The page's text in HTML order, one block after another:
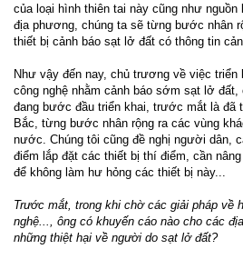
của loại hình thiên tai này cũng như
địa phương, chúng ta sẽ từng bước nhân
thiết bị cảnh báo sạt lở đất có thông tin
Như vậy đến nay, chủ trương về việc triển
công nghệ nhằm cảnh báo sớm sạt lở đất,
đang bước đầu triển khai, trước mắt là đã
Bắc, từng bước nhân rộng ra các vùng
nước. Chúng tôi cũng đề nghị người dân,
điểm lắp đặt các thiết bị thí điểm, cần
để không làm hư hỏng các thiết bị này...
Trước mắt, trong khi chờ các giải pháp về
nghệ..., ông có khuyến cáo nào cho các
những thiệt hại về người do sạt lở đất?